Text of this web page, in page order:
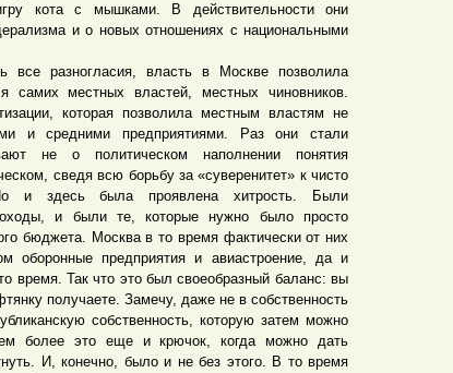
кота с мышками. В действительности они
и о новых отношениях с национальными
разногласия, власть в Москве позволила
самих местных властей, местных чиновников.
которая позволила местным властям не
и средними предприятиями. Раз они стали
не о политическом наполнении понятия
сведя всю борьбу за «суверенитет» к чисто
и здесь была проявлена хитрость. Были
и были те, которые нужно было просто
бюджета. Москва в то время фактически от них
оборонные предприятия и авиастроение, да и
время. Так что это был своеобразный баланс: вы
получаете. Замечу, даже не в собственность
собственность, которую затем можно
более это еще и крючок, когда можно дать
И, конечно, было и не без этого. В то время